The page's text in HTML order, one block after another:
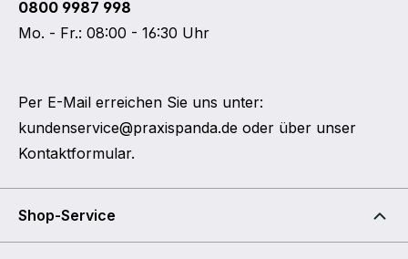
0800 9987 998
Mo. - Fr.: 08:00 - 16:30 Uhr
Per E-Mail erreichen Sie uns unter:
kundenservice@praxispanda.de oder über unser
Kontaktformular.
Shop-Service